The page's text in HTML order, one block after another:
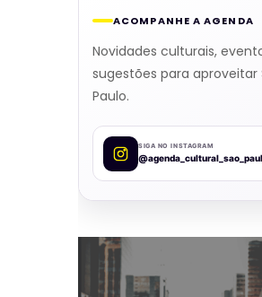
ACOMPANHE A AGENDA
Novidades culturais,
sugestões para aproveitar
Paulo.
SIGA NO INSTAGRAM